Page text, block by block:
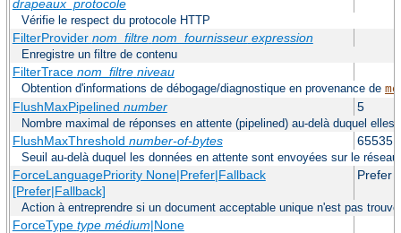
drapeaux_protocole
Vérifie le respect du protocole HTTP
FilterProvider nom_filtre nom_fournisseur expression
Enregistre un filtre de contenu
FilterTrace nom_filtre niveau
Obtention d'informations de débogage/diagnostique en provenance de
FlushMaxPipelined number 5
Nombre maximal de réponses en attente (pipelined) au-delà duquel
FlushMaxThreshold number-of-bytes 65535
Seuil au-delà duquel les données en attente sont envoyées sur le réseau
ForceLanguagePriority None|Prefer|Fallback
[Prefer|Fallback]
Prefer
Action à entreprendre si un document acceptable unique n'est pas trouvé
ForceType type médium|None